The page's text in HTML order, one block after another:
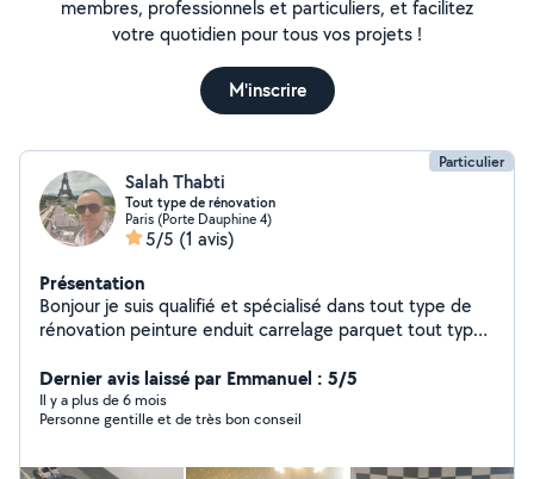
membres, professionnels et particuliers, et facilitez
votre quotidien pour tous vos projets !
M'inscrire
Particulier
Salah Thabti
Tout type de rénovation
Paris (Porte Dauphine 4)
5/5 (1 avis)
Présentation
Bonjour je suis qualifié et spécialisé dans tout type de
rénovation peinture enduit carrelage parquet tout type
meubles ,pose cuisine ,sdb,douche Italienne..
Traitement d'humidité et de moisissures, isolation
intérieure et extérieure...travail seul ou en équipe travail
j'espère Cordialement Salah
Dernier avis laissé par Emmanuel : 5/5
Il y a plus de 6 mois
Personne gentille et de très bon conseil